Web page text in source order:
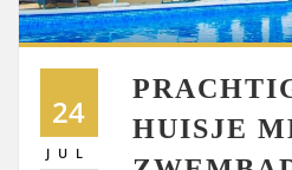
24
JUL
HUISJE